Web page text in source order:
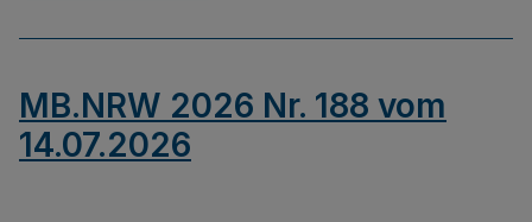
MB.NRW 2026 Nr. 188 vom
14.07.2026